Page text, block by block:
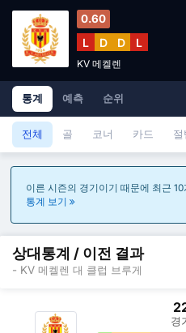
0.60
L D D L
KV 메켈렌
통계 예측 순위
전체 골 코너 카드
이른 시즌의 경기이기 때문에 최근
통계 보기
상대통계 / 이전 결과
- KV 메켈렌 대 클럽 브루게
경